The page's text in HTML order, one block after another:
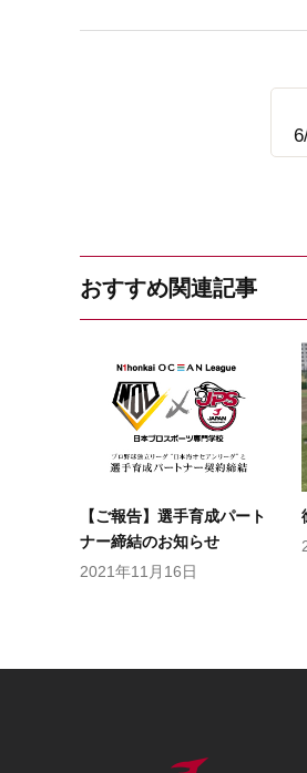
おすすめ関連記事
【ご報告】選手育成パート
ナー締結のお知らせ
2021年11月16日